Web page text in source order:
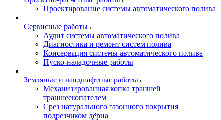
Проектирование системы автоматического полива
Сервисные работы
Аудит системы автоматического полива
Диагностика и ремонт систем полива
Консервация системы автоматического полива
Пуско-наладочные работы
Земляные и ландшафтные работы
Механизированная копка траншей
траншеекопателем
Срез натурального газонного покрытия
подрезчиком дёрна